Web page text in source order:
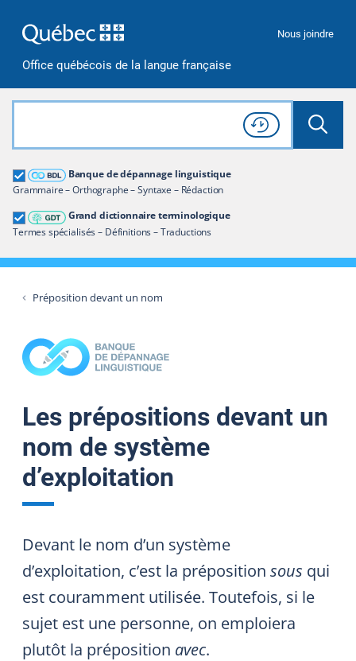
Office québécois de la langue française
Nous joindre
Rechercher dans tout le site
Lancer
Consulter l'
Historique
de recherche
Banque de dépannage linguistique
Grammaire – Orthographe – Syntaxe – Rédaction
Grand dictionnaire terminologique
Termes spécialisés – Définitions – Traductions
Grand dictionnaire terminologique
Restreindre aux termes
Préposition devant un nom
Les prépositions devant un
nom de système
d’exploitation
Devant le nom d’un système
d’exploitation, c’est la préposition sous qui
est couramment utilisée. Toutefois, si le
sujet est une personne, on emploiera
plutôt la préposition avec.